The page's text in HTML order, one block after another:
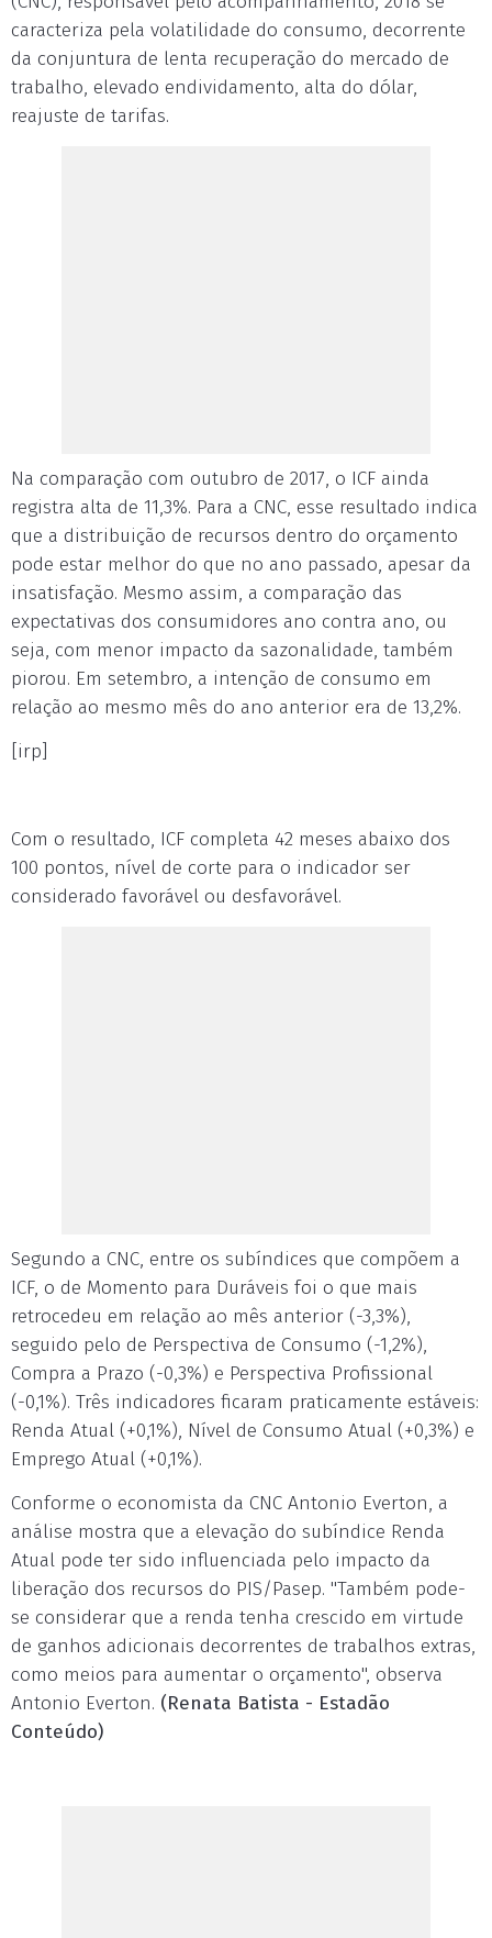
caracteriza pela volatilidade do consumo, decorrente
da conjuntura de lenta recuperação do mercado de
trabalho, elevado endividamento, alta do dólar,
reajuste de tarifas.
Na comparação com outubro de 2017, o ICF ainda
registra alta de 11,3%. Para a CNC, esse resultado indica
que a distribuição de recursos dentro do orçamento
pode estar melhor do que no ano passado, apesar da
insatisfação. Mesmo assim, a comparação das
expectativas dos consumidores ano contra ano, ou
seja, com menor impacto da sazonalidade, também
piorou. Em setembro, a intenção de consumo em
relação ao mesmo mês do ano anterior era de 13,2%.
[irp]
Com o resultado, ICF completa 42 meses abaixo dos
100 pontos, nível de corte para o indicador ser
considerado favorável ou desfavorável.
Segundo a CNC, entre os subíndices que compõem a
ICF, o de Momento para Duráveis foi o que mais
retrocedeu em relação ao mês anterior (-3,3%),
seguido pelo de Perspectiva de Consumo (-1,2%),
Compra a Prazo (-0,3%) e Perspectiva Profissional
(-0,1%). Três indicadores ficaram praticamente estáveis:
Renda Atual (+0,1%), Nível de Consumo Atual (+0,3%) e
Emprego Atual (+0,1%).
Conforme o economista da CNC Antonio Everton, a
análise mostra que a elevação do subíndice Renda
Atual pode ter sido influenciada pelo impacto da
liberação dos recursos do PIS/Pasep. "Também pode-
se considerar que a renda tenha crescido em virtude
de ganhos adicionais decorrentes de trabalhos extras,
como meios para aumentar o orçamento", observa
Antonio Everton. (Renata Batista - Estadão
Conteúdo)